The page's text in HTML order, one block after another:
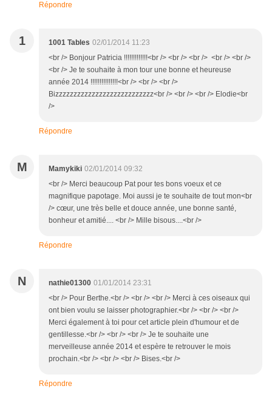
Répondre
1 1001 Tables 02/01/2014 11:23
<br /> Bonjour Patricia !!!!!!!!!!!!!<br /> <br /> <br /> <br /> <br />
<br /> Je te souhaite à mon tour une bonne et heureuse
année 2014 !!!!!!!!!!!!!!!<br /> <br /> <br />
Bizzzzzzzzzzzzzzzzzzzzzzzzzzz<br /> <br /> <br /> Elodie<br
/>
Répondre
M Mamykiki 02/01/2014 09:32
<br /> Merci beaucoup Pat pour tes bons voeux et ce
magnifique papotage. Moi aussi je te souhaite de tout mon<br
/> cœur, une très belle et douce année, une bonne santé,
bonheur et amitié.... <br /> Mille bisous....<br />
Répondre
N nathie01300 01/01/2014 23:31
<br /> Pour Berthe.<br /> <br /> <br /> Merci à ces oiseaux qui
ont bien voulu se laisser photographier.<br /> <br /> <br />
Merci également à toi pour cet article plein d'humour et de
gentillesse.<br /> <br /> <br /> Je te souhaite une
merveilleuse année 2014 et espère te retrouver le mois
prochain.<br /> <br /> <br /> Bises.<br />
Répondre